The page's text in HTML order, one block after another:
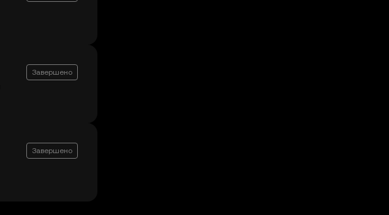
Завершено
Завершено